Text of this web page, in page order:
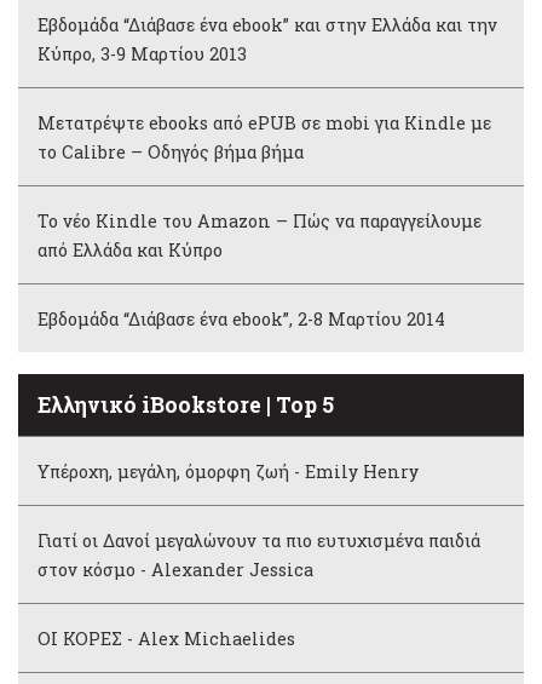
Εβδομάδα “Διάβασε ένα ebook” και στην Ελλάδα και την
Κύπρο, 3-9 Μαρτίου 2013
Μετατρέψτε ebooks από ePUB σε mobi για Kindle με
το Calibre – Οδηγός βήμα βήμα
Το νέο Kindle του Amazon – Πώς να παραγγείλουμε
από Ελλάδα και Κύπρο
Εβδομάδα “Διάβασε ένα ebook”, 2-8 Μαρτίου 2014
Ελληνικό iBookstore | Top 5
Υπέροχη, μεγάλη, όμορφη ζωή - Emily Henry
Γιατί οι Δανοί μεγαλώνουν τα πιο ευτυχισμένα παιδιά
στον κόσμο - Alexander Jessica
ΟΙ ΚΟΡΕΣ - Alex Michaelides